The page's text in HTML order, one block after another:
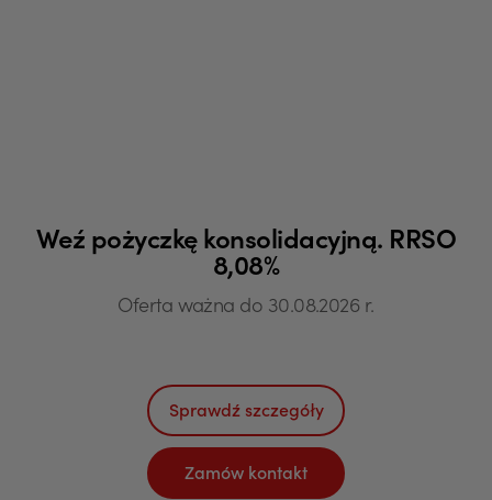
Weź pożyczkę konsolidacyjną. RRSO
8,08%
Oferta ważna do 30.08.2026 r.
Sprawdź szczegóły
Zamów kontakt